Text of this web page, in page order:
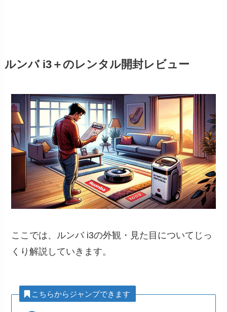
ルンバ i3＋のレンタル開封レビュー
ここでは、ルンバ i3の外観・見た目についてじっ
くり解説していきます。
こちらからジャンプできます